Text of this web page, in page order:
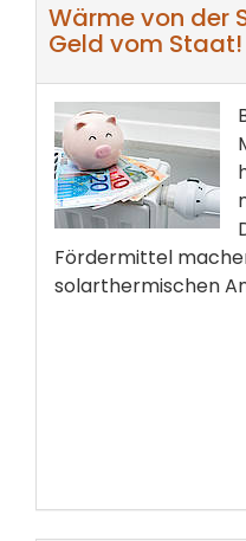
Wärme von der
Geld vom Staat!
Fördermittel
solarthermischen